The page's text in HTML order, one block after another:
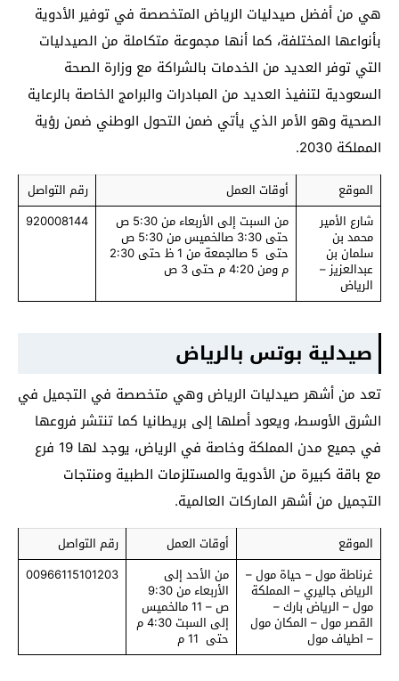
هي من أفضل صيدليات الرياض المتخصصة في توفير الأدوية
بأنواعها المختلفة، كما أنها مجموعة متكاملة من الصيدليات
التي توفر العديد من الخدمات بالشراكة مع وزارة الصحة
السعودية لتنفيذ العديد من المبادرات والبرامج الخاصة بالرعاية
الصحية وهو الأمر الذي يأتي ضمن التحول الوطني ضمن رؤية
المملكة 2030.
الموقع أوقات العمل
رقم التواصل
شارع الأمير
محمد بن
سلمان بن
عبدالعزيز –
الرياض
من السبت إلى الأربعاء من 5:30 ص
حتى 3:30 صالخميس من 5:30 ص
حتى 5 صالجمعة من 1 ظ حتى 2:30
م ومن 4:20 م حتى 3 ص
920008144
صيدلية بوتس بالرياض
تعد من أشهر صيدليات الرياض وهي متخصصة في التجميل في
الشرق الأوسط، ويعود أصلها إلى بريطانيا كما تنتشر فروعها
في جميع مدن المملكة وخاصة في الرياض، يوجد لها 19 فرع
مع باقة كبيرة من الأدوية والمستلزمات الطبية ومنتجات
التجميل من أشهر الماركات العالمية.
الموقع أوقات العمل
رقم التواصل
غرناطة مول – حياة مول –
الرياض جاليري – المملكة
مول – الرياض بارك –
القصر مول – المكان مول
– اطياف مول
من الأحد إلى
الأربعاء من 9:30
ص – 11 مالخميس
إلى السبت 4:30 م
حتى 11 م
00966115101203